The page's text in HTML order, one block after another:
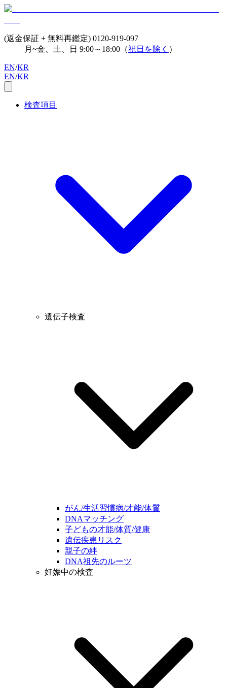
(返金保証 + 無料再鑑定) 0120-919-097
月~金、土、日 9:00～18:00（祝日を除く ）
EN/KR
EN/KR
検査項目
遺伝子検査
がん/生活習慣病/才能/体質
DNAマッチング
子どもの才能/体質/健康
遺伝疾患リスク
親子の絆
DNA祖先のルーツ
妊娠中の検査